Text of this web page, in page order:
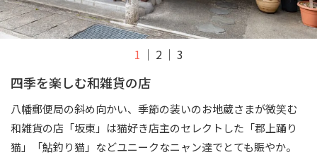
1 2 3
四季を楽しむ和雑貨の店
八幡郵便局の斜め向かい、季節の装いのお地蔵さまが微笑む
和雑貨の店「坂東」は猫好き店主のセレクトした「郡上踊り
猫」「鮎釣り猫」などユニークなニャン達でとても賑やか。